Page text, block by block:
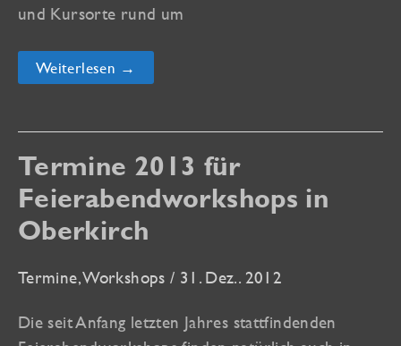
und Kursorte rund um
vhs
und
für
Sommersemester
2015
online
Weiterlesen →
Termine 2013 für
Feierabendworkshops in
Oberkirch
Termine,Workshops / 31. Dez.. 2012
Die seit Anfang letzten Jahres stattfindenden